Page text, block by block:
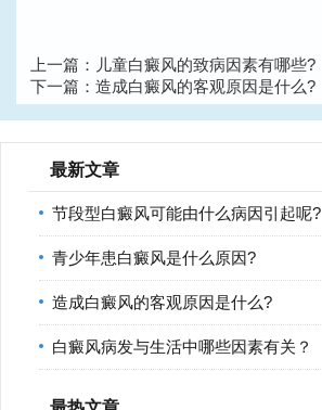
上一篇： 儿童白癜风的致病因素有哪些?
下一篇： 造成白癜风的客观原因是什么?
最新文章
节段型白癜风可能由什么病因引起呢?
青少年患白癜风是什么原因?
造成白癜风的客观原因是什么?
白癜风病发与生活中哪些因素有关？